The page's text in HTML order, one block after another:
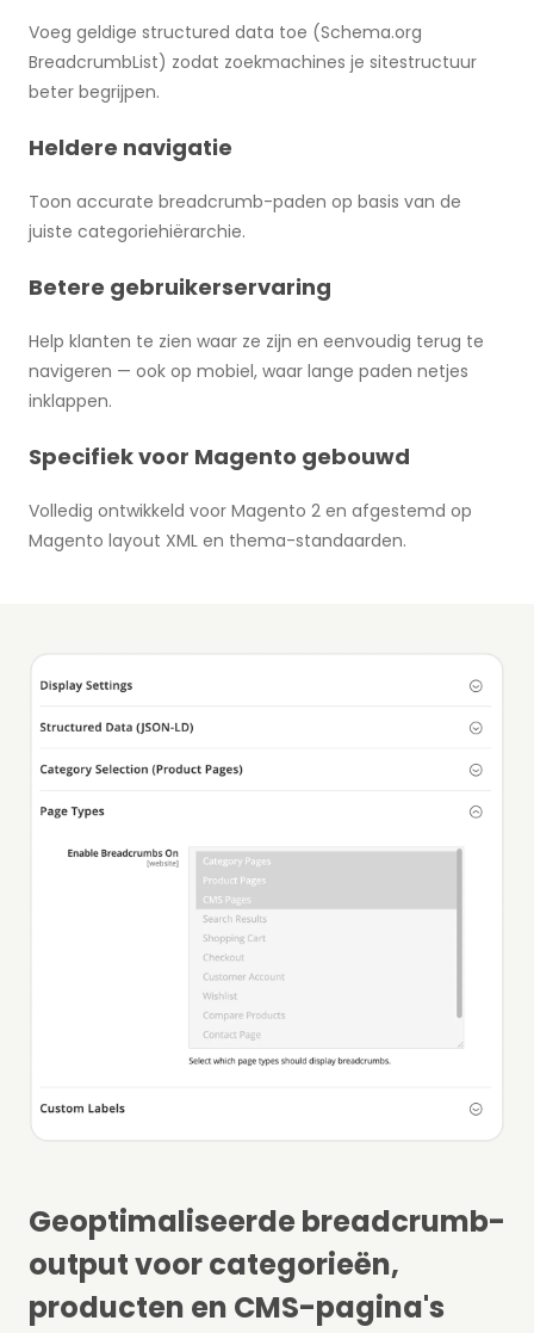
Voeg geldige structured data toe (Schema.org
BreadcrumbList) zodat zoekmachines je sitestructuur
beter begrijpen.
Heldere navigatie
Toon accurate breadcrumb-paden op basis van de
juiste categoriehiërarchie.
Betere gebruikerservaring
Help klanten te zien waar ze zijn en eenvoudig terug te
navigeren — ook op mobiel, waar lange paden netjes
inklappen.
Specifiek voor Magento gebouwd
Volledig ontwikkeld voor Magento 2 en afgestemd op
Magento layout XML en thema-standaarden.
Geoptimaliseerde breadcrumb-
output voor categorieën,
producten en CMS-pagina's